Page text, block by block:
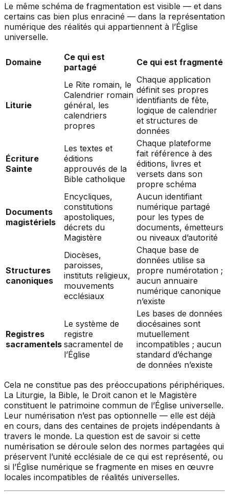
Le même schéma de fragmentation est visible — et dans
certains cas bien plus enraciné — dans la représentation
numérique des réalités qui appartiennent à l’Église
universelle.
Domaine
Ce qui est
partagé
Ce qui est fragmenté
Liturie
Le Rite romain, le
Calendrier romain
général, les
calendriers
propres
Chaque application
définit ses propres
identifiants de fête,
logique de calendrier
et structures de
données
Écriture
Sainte
Les textes et
éditions
approuvés de la
Bible catholique
Chaque plateforme
fait référence à des
éditions, livres et
versets dans son
propre schéma
Documents
magistériels
Encycliques,
constitutions
apostoliques,
décrets du
Magistère
Aucun identifiant
numérique partagé
pour les types de
documents, émetteurs
ou niveaux d’autorité
Structures
canoniques
Diocèses,
paroisses,
instituts religieux,
mouvements
ecclésiaux
Chaque base de
données utilise sa
propre numérotation ;
aucun annuaire
numérique canonique
n’existe
Registres
sacramentels
Le système de
registre
sacramentel de
l’Église
Les bases de données
diocésaines sont
mutuellement
incompatibles ; aucun
standard d’échange
de données n’existe
Cela ne constitue pas des préoccupations périphériques.
La Liturgie, la Bible, le Droit canon et le Magistère
constituent le patrimoine commun de l’Église universelle.
Leur numérisation n’est pas optionnelle — elle est déjà
en cours, dans des centaines de projets indépendants à
travers le monde. La question est de savoir si cette
numérisation se déroule selon des normes partagées qui
préservent l’unité ecclésiale de ce qui est représenté, ou
si l’Église numérique se fragmente en mises en œuvre
locales incompatibles de réalités universelles.